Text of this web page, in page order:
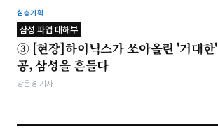
심층기획
삼성 파업 대해부
③ [현장]하이닉스가 쏘아올린 '거대한'
공, 삼성을 흔들다
강은경 기자